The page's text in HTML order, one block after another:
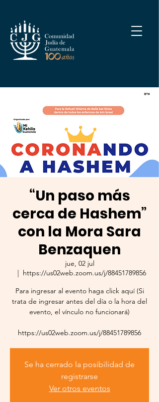
“Un paso más
cerca de Hashem”
con la Mora Sara
Benzaquen
jue, 02 jul
  |
https://us02web.zoom.us/j/88451789856
Para ingresar al evento haga click aquí (Si
trata de ingresar antes del día o la hora del
evento, el vínculo no funcionará)
https://us02web.zoom.us/j/88451789856
Se ha cerrado la posibilidad de
registrarse
Ver otros eventos